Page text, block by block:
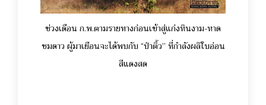
ช่วงเดือน ก.พ.ตามรายทางก่อนเข้าสู่แก่งหินงาม-หาด
ชมดาว ผู้มาเยือนจะได้พบกับ “ป่าติ้ว” ที่กำลังผลิใบอ่อน
สีแดงสด